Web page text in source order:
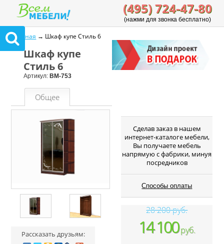
(495) 724-47-80
(нажми для звонка бесплатно)
Главная → Шкаф купе Стиль 6
Шкаф купе
Стиль 6
Артикул: ВМ-753
Общее
Рассказать друзьям:
Cделав заказ в нашем
интернет-каталоге мебели,
Вы получаете мебель
напрямую с фабрики, минуя
посредников
Способы оплаты
28 200 руб.
14 100руб.